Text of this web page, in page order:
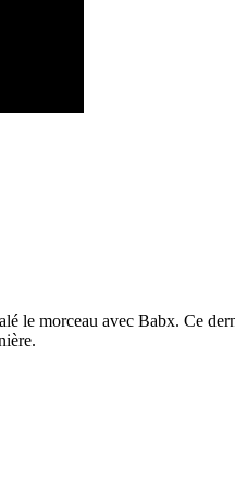
le morceau avec Babx. Ce